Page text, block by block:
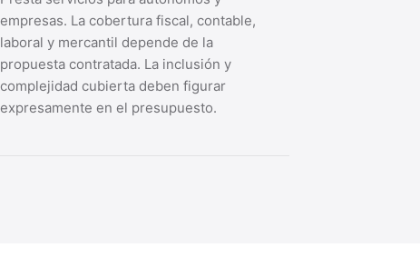
empresas. La cobertura fiscal, contable,
laboral y mercantil depende de la
propuesta contratada. La inclusión y
complejidad cubierta deben figurar
expresamente en el presupuesto.